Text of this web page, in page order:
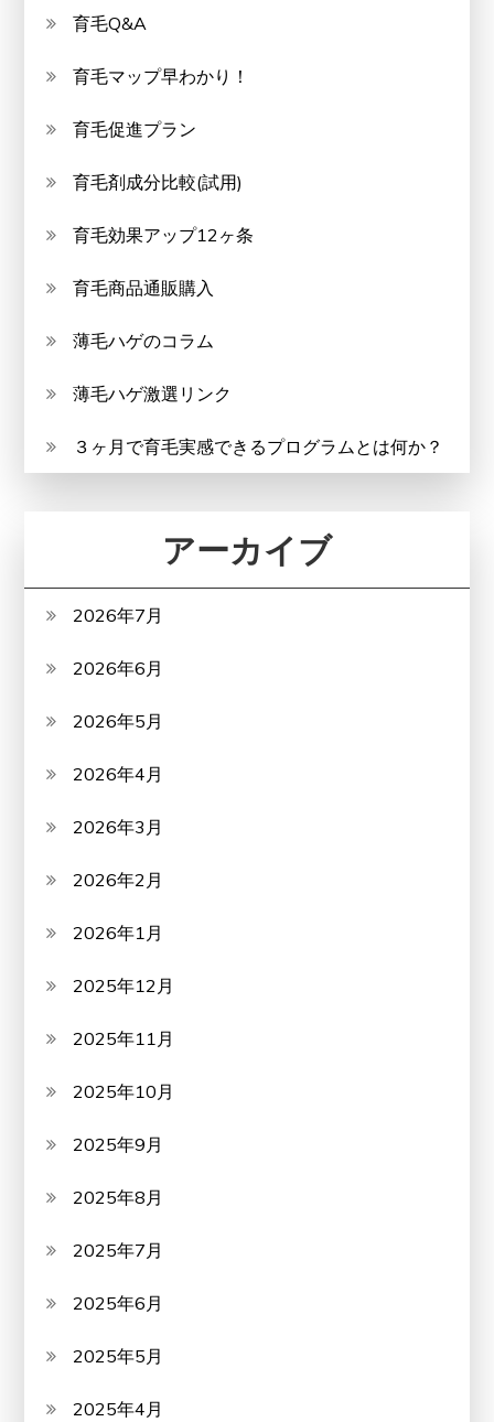
育毛Q&A
育毛マップ早わかり！
育毛促進プラン
育毛剤成分比較(試用)
育毛効果アップ12ヶ条
育毛商品通販購入
薄毛ハゲのコラム
薄毛ハゲ激選リンク
３ヶ月で育毛実感できるプログラムとは何か？
アーカイブ
2026年7月
2026年6月
2026年5月
2026年4月
2026年3月
2026年2月
2026年1月
2025年12月
2025年11月
2025年10月
2025年9月
2025年8月
2025年7月
2025年6月
2025年5月
2025年4月